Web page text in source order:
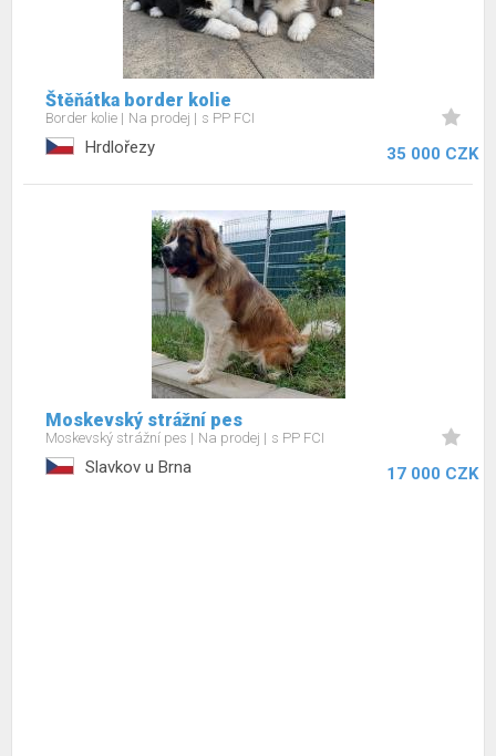
Štěňátka border kolie
Border kolie Na prodej s PP FCI
Hrdlořezy 35 000 CZK
Moskevský strážní pes
Moskevský strážní pes Na prodej s PP FCI
Slavkov u Brna 17 000 CZK